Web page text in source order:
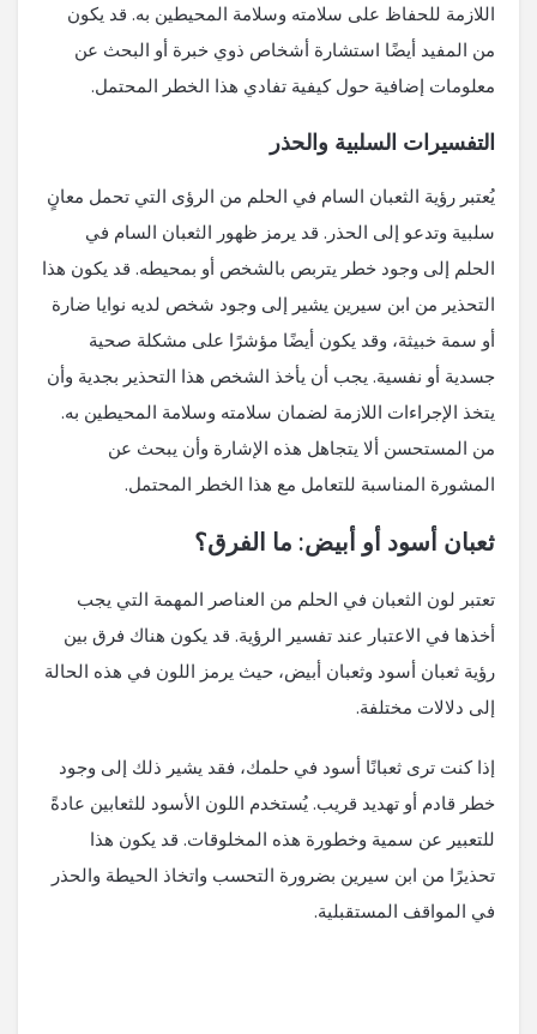
اللازمة للحفاظ على سلامته وسلامة المحيطين به. قد يكون
من المفيد أيضًا استشارة أشخاص ذوي خبرة أو البحث عن
معلومات إضافية حول كيفية تفادي هذا الخطر المحتمل.
التفسيرات السلبية والحذر
يُعتبر رؤية الثعبان السام في الحلم من الرؤى التي تحمل معانٍ
سلبية وتدعو إلى الحذر. قد يرمز ظهور الثعبان السام في
الحلم إلى وجود خطر يتربص بالشخص أو بمحيطه. قد يكون هذا
التحذير من ابن سيرين يشير إلى وجود شخص لديه نوايا ضارة
أو سمة خبيثة، وقد يكون أيضًا مؤشرًا على مشكلة صحية
جسدية أو نفسية. يجب أن يأخذ الشخص هذا التحذير بجدية وأن
يتخذ الإجراءات اللازمة لضمان سلامته وسلامة المحيطين به.
من المستحسن ألا يتجاهل هذه الإشارة وأن يبحث عن
المشورة المناسبة للتعامل مع هذا الخطر المحتمل.
ثعبان أسود أو أبيض: ما الفرق؟
تعتبر لون الثعبان في الحلم من العناصر المهمة التي يجب
أخذها في الاعتبار عند تفسير الرؤية. قد يكون هناك فرق بين
رؤية ثعبان أسود وثعبان أبيض، حيث يرمز اللون في هذه الحالة
إلى دلالات مختلفة.
إذا كنت ترى ثعبانًا أسود في حلمك، فقد يشير ذلك إلى وجود
خطر قادم أو تهديد قريب. يُستخدم اللون الأسود للثعابين عادةً
للتعبير عن سمية وخطورة هذه المخلوقات. قد يكون هذا
تحذيرًا من ابن سيرين بضرورة التحسب واتخاذ الحيطة والحذر
في المواقف المستقبلية.